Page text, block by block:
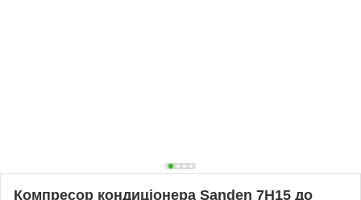
Компресор кондиціонера Sanden 7H15 до